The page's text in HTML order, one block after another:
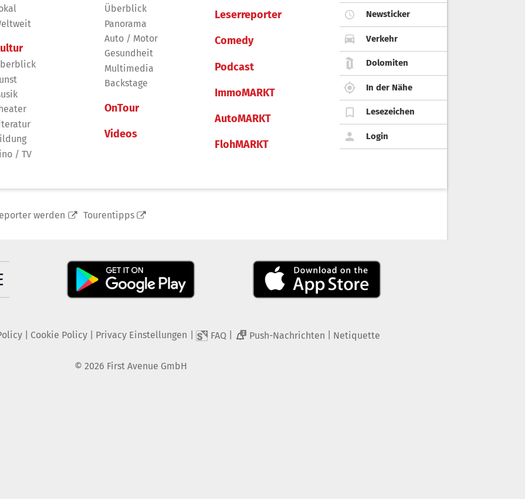
/ TV
Überblick
Panorama
Auto / Motor
Gesundheit
Multimedia
Backstage
OnTour
Videos
Leserreporter
Comedy
Podcast
ImmoMARKT
AutoMARKT
FlohMARKT
Newsticker
Verkehr
Dolomiten
In der Nähe
Lesezeichen
Login
werden Tourentipps
| Cookie Policy| Privacy Einstellungen FAQ 2 Push-Nachrichten Netiquette
© 2026 First Avenue GmbH